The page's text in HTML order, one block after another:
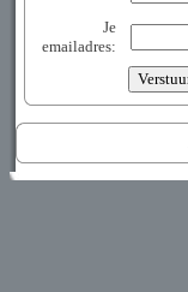
Je
emailadres: